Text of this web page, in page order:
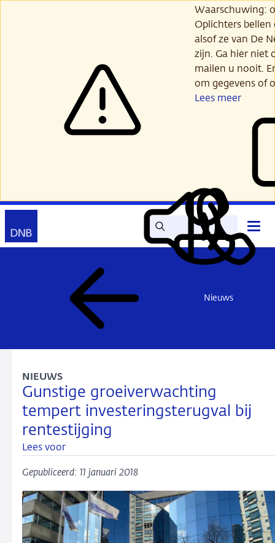
Waarschuwing:
Oplichters
alsof ze van De
zijn. Ga hier niet
mailen u nooit.
om gegevens of
Lees meer
Zoek Lees
voor
Mijn
DNB
Contact
Nieuws
Gunstige groeiverwachting
tempert investeringsterugval bij
rentestijging
NIEUWS
Lees voor
Gepubliceerd: 11 januari 2018